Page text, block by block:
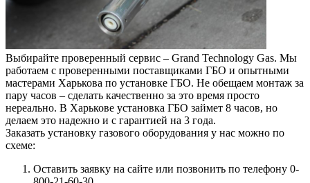
Выбирайте проверенный сервис – Grand Technology Gas. Мы
работаем с проверенными поставщиками ГБО и опытными
мастерами Харькова по установке ГБО. Не обещаем монтаж за
пару часов – сделать качественно за это время просто
нереально. В Харькове установка ГБО займет 8 часов, но
делаем это надежно и с гарантией на 3 года.
Заказать установку газового оборудования у нас можно по
схеме:
Оставить заявку на сайте или позвонить по телефону 0-